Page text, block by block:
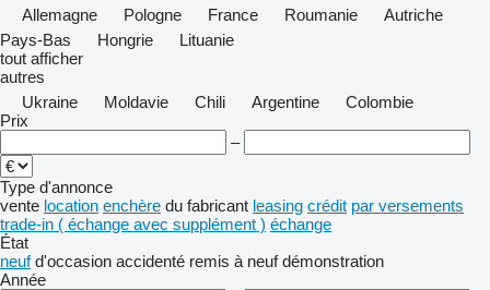
Allemagne
Pologne France Roumanie
Autriche
Pays-Bas
Hongrie
Lituanie
tout afficher
autres
Ukraine
Moldavie Chili Argentine
Colombie
Prix
–
Type d'annonce
vente location enchère du fabricant leasing crédit par versements
trade-in ( échange avec supplément ) échange
État
neuf d'occasion accidenté remis à neuf démonstration
Année